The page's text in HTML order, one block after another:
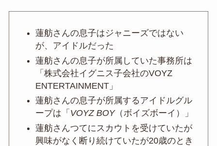
蓮舫さんの息子はジャニーズではない
が、アイドルだった
蓮舫さんの息子が所属していた事務所は
「株式会社イグニス子会社のVOYZ
ENTERTAINMENT」
蓮舫さんの息子が所属するアイドルグル
ープは「 VOYZ BOY（ボイズボーイ）」
蓮舫さんつてにスカウトを受けていたが
興味がなく断り続けていたが20歳のとき